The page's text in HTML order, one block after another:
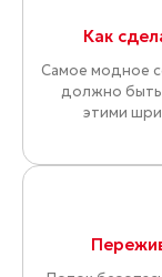
Как
Самое модное
должно
этими